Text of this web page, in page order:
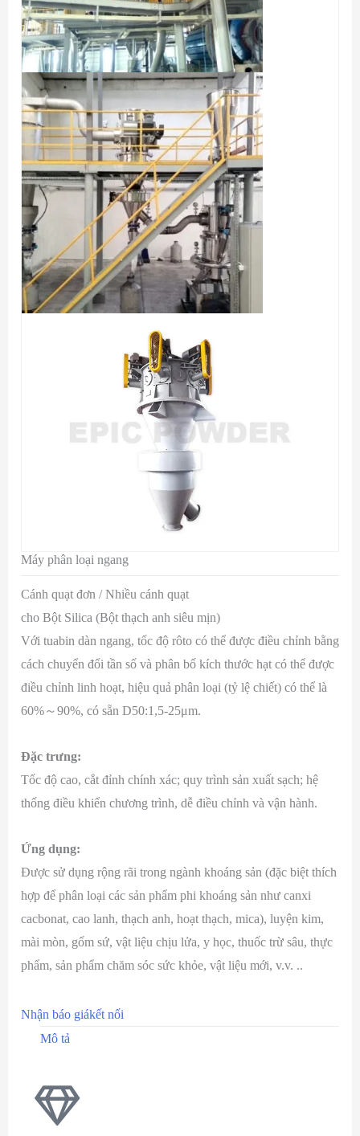
Máy phân loại ngang
Cánh quạt đơn / Nhiều cánh quạt
cho Bột Silica (Bột thạch anh siêu mịn)
Với tuabin dàn ngang, tốc độ rôto có thể được điều chỉnh bằng
cách chuyển đổi tần số và phân bố kích thước hạt có thể được
điều chỉnh linh hoạt, hiệu quả phân loại (tỷ lệ chiết) có thể là
60%～90%, có sẵn D50:1,5-25μm.
Đặc trưng:
Tốc độ cao, cắt đỉnh chính xác; quy trình sản xuất sạch; hệ
thống điều khiển chương trình, dễ điều chỉnh và vận hành.
Ứng dụng:
Được sử dụng rộng rãi trong ngành khoáng sản (đặc biệt thích
hợp để phân loại các sản phẩm phi khoáng sản như canxi
cacbonat, cao lanh, thạch anh, hoạt thạch, mica), luyện kim,
mài mòn, gốm sứ, vật liệu chịu lửa, y học, thuốc trừ sâu, thực
phẩm, sản phẩm chăm sóc sức khỏe, vật liệu mới, v.v. ..
Nhận báo giákết nối
Mô tả